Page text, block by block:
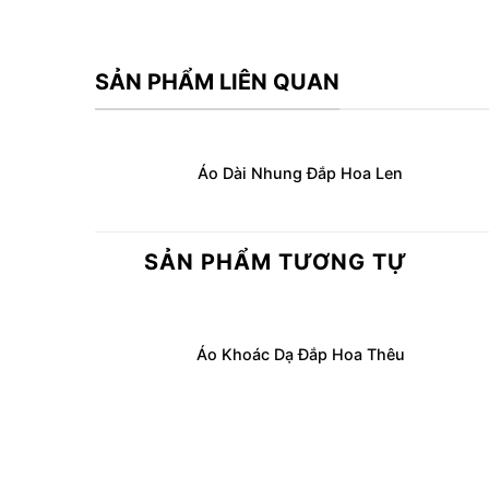
SẢN PHẨM LIÊN QUAN
Áo Dài Nhung Đắp Hoa Len
SẢN PHẨM TƯƠNG TỰ
Áo Khoác Dạ Đắp Hoa Thêu